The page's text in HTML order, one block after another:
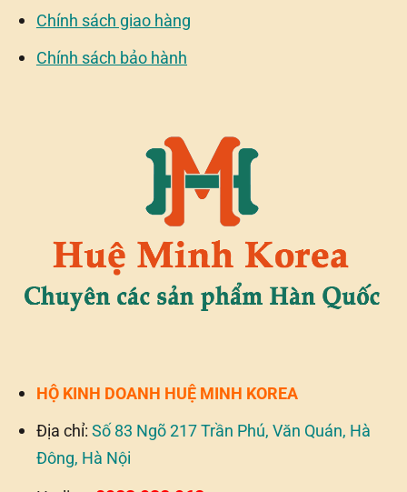
Chính sách giao hàng
Chính sách bảo hành
HỘ KINH DOANH HUỆ MINH KOREA
Địa chỉ: Số 83 Ngõ 217 Trần Phú, Văn Quán, Hà
Đông, Hà Nội